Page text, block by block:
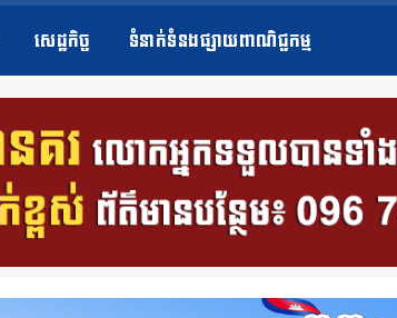
សេដ្ឋកិច្ច ទំនាក់ទំនងផ្សាយពាណិជ្ជកម្ម